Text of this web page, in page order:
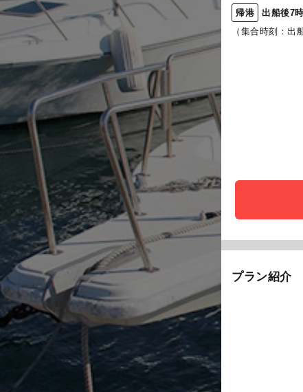
帰港
出船後7
（集合時刻：出
プラン紹介